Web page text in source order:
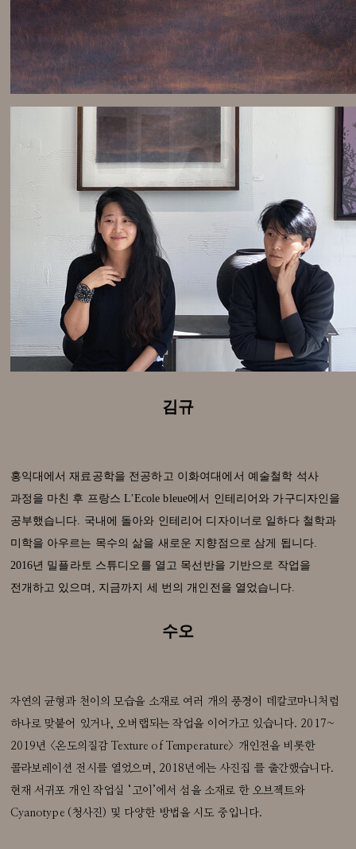
김규
홍익대에서 재료공학을 전공하고 이화여대에서 예술철학 석사
과정을 마친 후 프랑스 L′Ecole bleue에서 인테리어와 가구디자인을
공부했습니다. 국내에 돌아와 인테리어 디자이너로 일하다 철학과
미학을 아우르는 목수의 삶을 새로운 지향점으로 삼게 됩니다.
2016년 밀플라토 스튜디오를 열고 목선반을 기반으로 작업을
전개하고 있으며, 지금까지 세 번의 개인전을 열었습니다.
수오
자연의 균형과 천이의 모습을 소재로 여러 개의 풍경이 데칼코마니처럼
하나로 맞붙어 있거나, 오버랩되는 작업을 이어가고 있습니다. 2017~
2019년 <온도의질감 Texture of Temperature> 개인전을 비롯한
콜라보레이션 전시를 열었으며, 2018년에는 사진집 를 출간했습니다.
현재 서귀포 개인 작업실 ‘고이’에서 섬을 소재로 한 오브젝트와
Cyanotype (청사진) 및 다양한 방법을 시도 중입니다.